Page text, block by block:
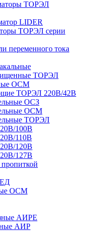
ТОРЭЛ
LIDER
ТОРЭЛ серии
переменного тока
ТОРЭЛ
ОСМ
ТОРЭЛ 220В/42В
ОСЗ
ОСМ
ТОРЭЛ
100В
110В
120В
127В
ОСМ
АИРЕ
АИР